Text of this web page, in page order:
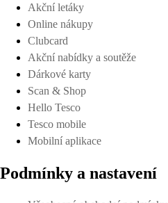
Akční letáky
Online nákupy
Clubcard
Akční nabídky a soutěže
Dárkové karty
Scan & Shop
Hello Tesco
Tesco mobile
Mobilní aplikace
Podmínky a nastavení